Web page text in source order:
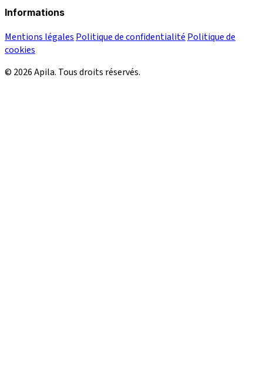
Informations
Mentions légales Politique de confidentialité Politique de
cookies
© 2026 Apila. Tous droits réservés.